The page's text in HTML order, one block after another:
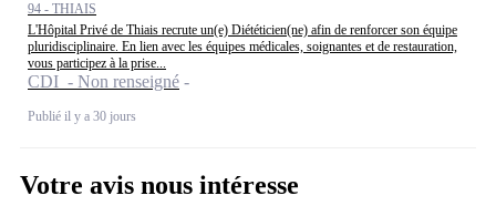
94 - THIAIS
L'Hôpital Privé de Thiais recrute un(e) Diététicien(ne) afin de renforcer son équipe
pluridisciplinaire. En lien avec les équipes médicales, soignantes et de restauration,
vous participez à la prise...
CDI - Non renseigné
Publié il y a 30 jours
Votre avis nous intéresse